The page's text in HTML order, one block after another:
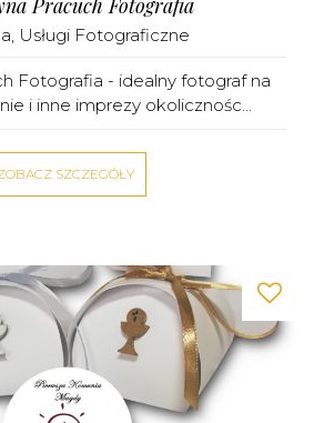
Pracuch Fotografia
, Usługi Fotograficzne
Fotografia - idealny fotograf na
i inne imprezy okolicznośc...
SZCZEGÓŁY